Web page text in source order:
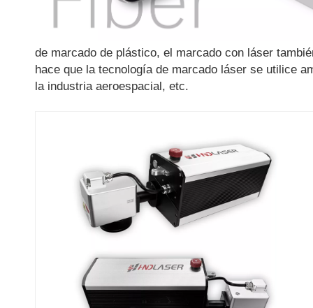
de marcado de plástico, el marcado con láser
hace que la tecnología de marcado láser se utilice
la industria aeroespacial, etc.